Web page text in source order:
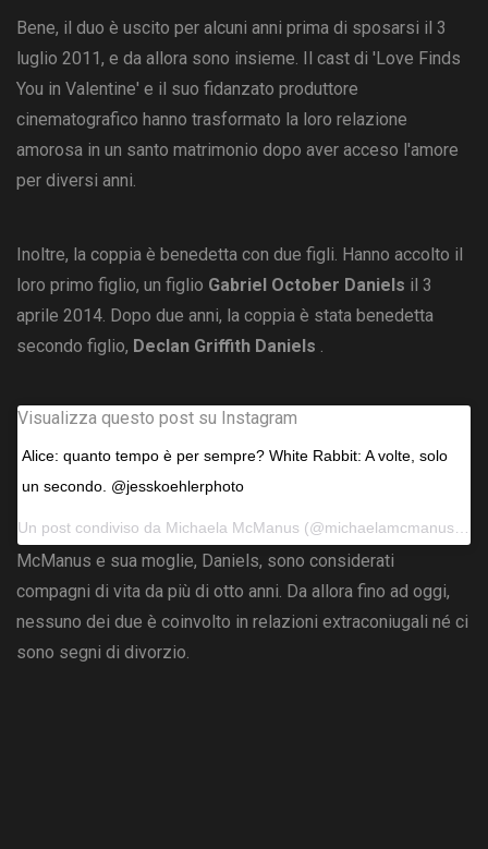
Bene, il duo è uscito per alcuni anni prima di sposarsi il 3
luglio 2011, e da allora sono insieme. Il cast di 'Love Finds
You in Valentine' e il suo fidanzato produttore
cinematografico hanno trasformato la loro relazione
amorosa in un santo matrimonio dopo aver acceso l'amore
per diversi anni.
Inoltre, la coppia è benedetta con due figli. Hanno accolto il
loro primo figlio, un figlio Gabriel October Daniels il 3
aprile 2014. Dopo due anni, la coppia è stata benedetta
secondo figlio, Declan Griffith Daniels .
Visualizza questo post su Instagram
Alice: quanto tempo è per sempre? White Rabbit: A volte, solo
un secondo. @jesskoehlerphoto
Un post condiviso da Michaela McManus (@michaelamcmanus) il 17 dicembre 2018 alle 11:20 PST
McManus e sua moglie, Daniels, sono considerati
compagni di vita da più di otto anni. Da allora fino ad oggi,
nessuno dei due è coinvolto in relazioni extraconiugali né ci
sono segni di divorzio.